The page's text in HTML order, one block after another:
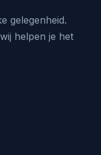
gelegenheid.
helpen je het